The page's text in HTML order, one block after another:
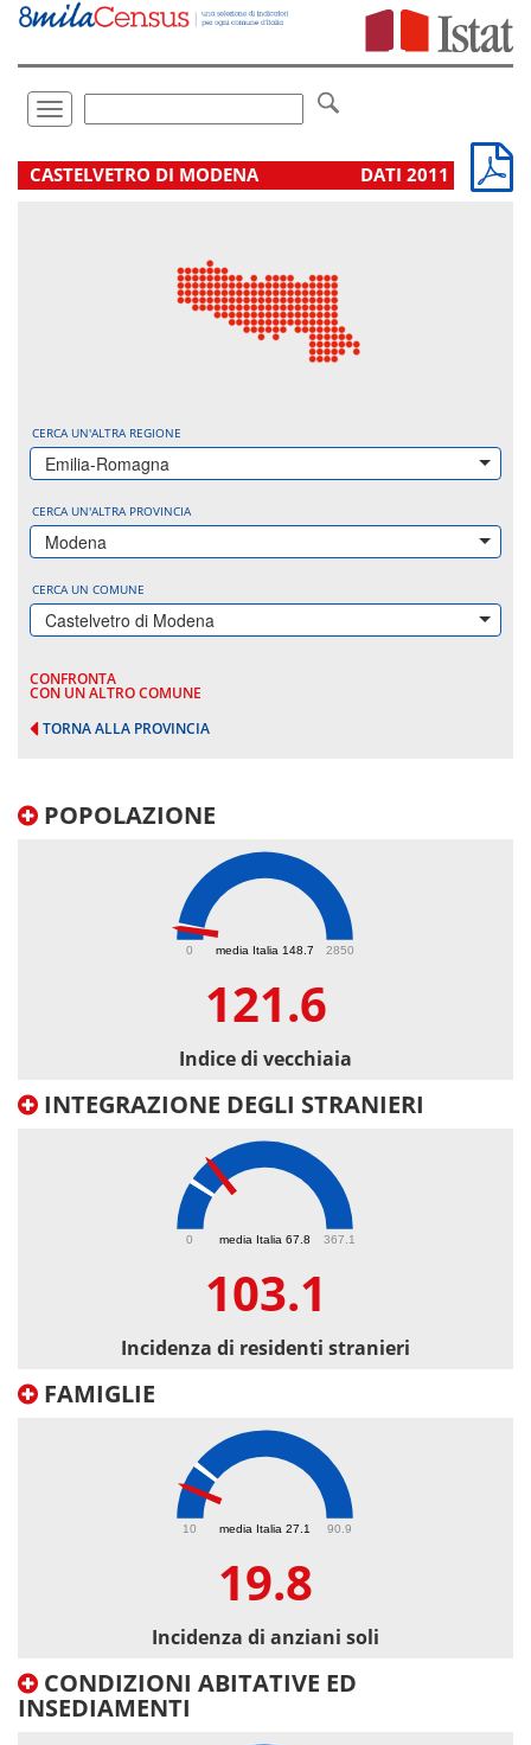
Vai
direttamente
Toggle
navigation
.
CASTELVETRO DI MODENA DATI 2011
CERCA UN'ALTRA REGIONE
Emilia-Romagna
CERCA UN'ALTRA PROVINCIA
Modena
CERCA UN COMUNE
Castelvetro di Modena
CONFRONTA
CON UN ALTRO COMUNE
TORNA ALLA PROVINCIA
POPOLAZIONE
media Italia 148.7
0 2850
121.6
Indice di vecchiaia
INTEGRAZIONE DEGLI STRANIERI
media Italia 67.8
0 367.1
103.1
Incidenza di residenti stranieri
FAMIGLIE
media Italia 27.1
10 90.9
19.8
Incidenza di anziani soli
CONDIZIONI ABITATIVE ED
INSEDIAMENTI